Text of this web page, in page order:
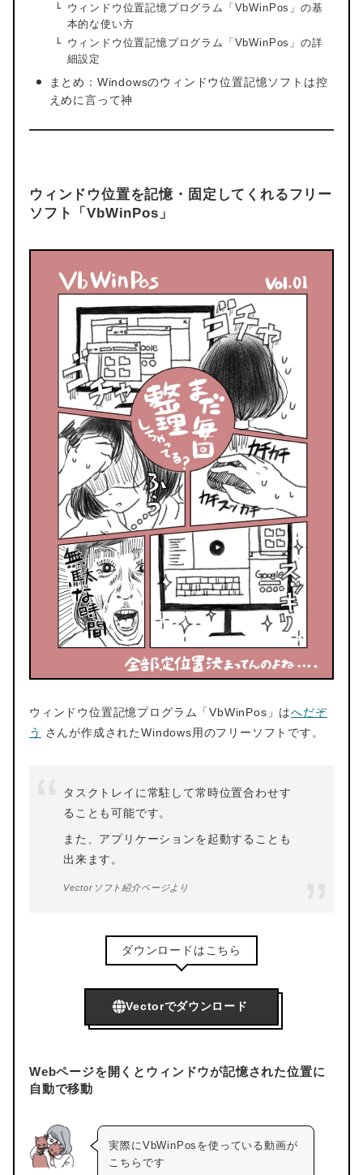
ウィンドウ位置記憶プログラム「VbWinPos」の基
本的な使い方
ウィンドウ位置記憶プログラム「VbWinPos」の詳
細設定
まとめ：Windowsのウィンドウ位置記憶ソフトは控
えめに言って神
ウィンドウ位置を記憶・固定してくれるフリー
ソフト「VbWinPos」
ウィンドウ位置記憶プログラム「VbWinPos」はへだぞ
う
さんが作成されたWindows用のフリーソフトです。
タスクトレイに常駐して常時位置合わせす
ることも可能です。
また、アプリケーションを起動することも
出来ます。
Vectorソフト紹介ページより
ダウンロードはこちら
Vectorでダウンロード
Webページを開くとウィンドウが記憶された位置に
自動で移動
実際にVbWinPosを使っている動画が
こちらです